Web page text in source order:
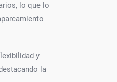
lo que lo
y
la